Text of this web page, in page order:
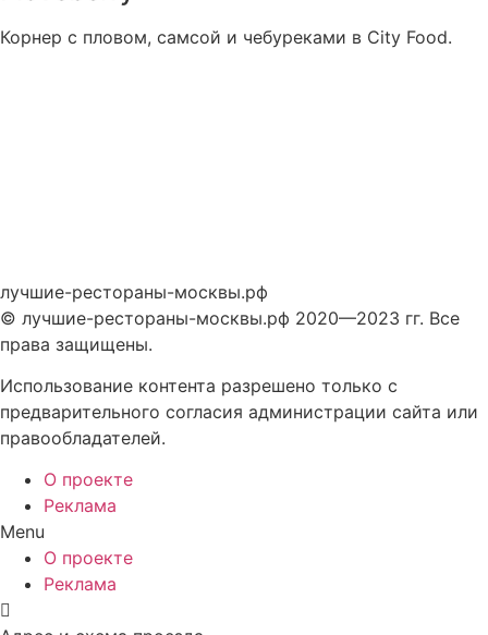
Корнер с пловом, самсой и чебуреками в City Food.
лучшие-рестораны-москвы.рф
© лучшие-рестораны-москвы.рф 2020—2023 гг. Все
права защищены.
Использование контента разрешено только с
предварительного согласия администрации сайта или
правообладателей.
О проекте
Реклама
Menu
О проекте
Реклама